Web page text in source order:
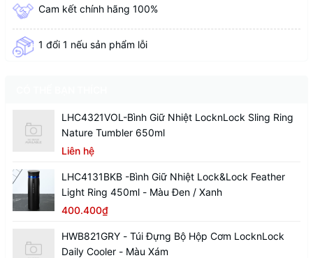
Cam kết chính hãng 100%
1 đổi 1 nếu sản phẩm lỗi
LHC4321VOL-Bình Giữ Nhiệt LocknLock Sling Ring
Nature Tumbler 650ml
Liên hệ
LHC4131BKB -Bình Giữ Nhiệt Lock&Lock Feather
Light Ring 450ml - Màu Đen / Xanh
400.400₫
HWB821GRY - Túi Đựng Bộ Hộp Cơm LocknLock
Daily Cooler - Màu Xám